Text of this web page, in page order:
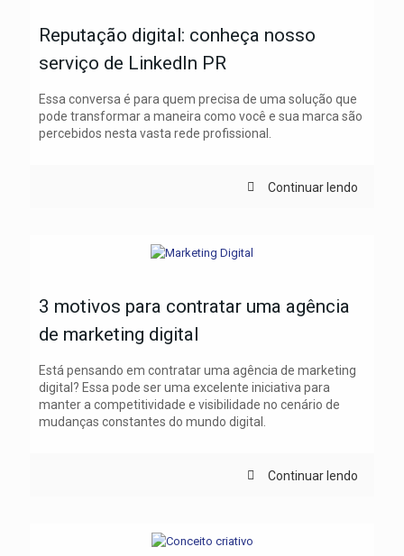
Reputação digital: conheça nosso
serviço de LinkedIn PR
Essa conversa é para quem precisa de uma solução que
pode transformar a maneira como você e sua marca são
percebidos nesta vasta rede profissional.
Continuar lendo
3 motivos para contratar uma agência
de marketing digital
Está pensando em contratar uma agência de marketing
digital? Essa pode ser uma excelente iniciativa para
manter a competitividade e visibilidade no cenário de
mudanças constantes do mundo digital.
Continuar lendo